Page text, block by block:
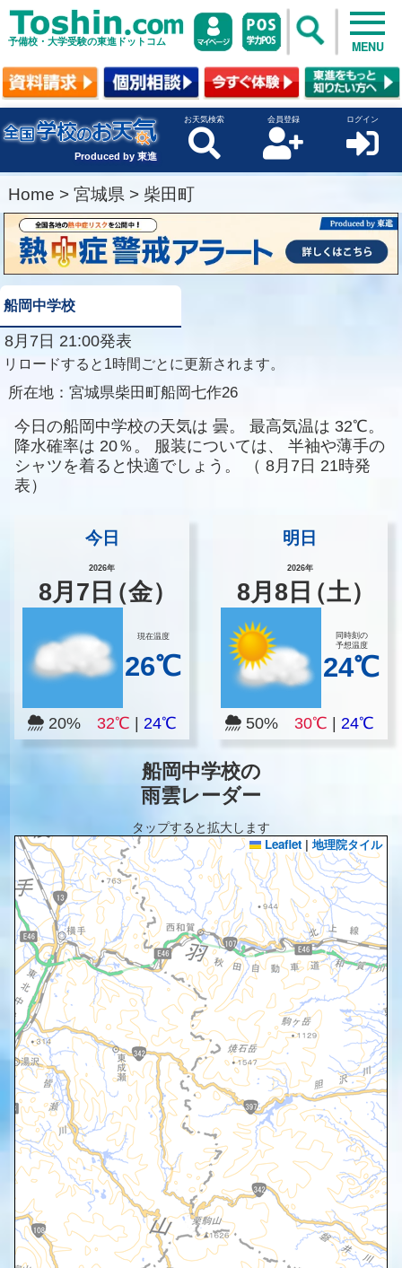
予備校・大学受験の東進ドットコム MENU
Produced by 東進
お天気検索 会員登録 ログイン
Home > 宮城県 > 柴田町
船岡中学校
8月7日 21:00発表
リロードすると1時間ごとに更新されます。
所在地： 宮城県柴田町船岡七作26
今日の船岡中学校の天気は 曇。 最高気温は 32℃。
降水確率は 20％。 服装については、
半袖や薄手の
シャツを着ると快適でしょう。
（ 8月7日 21時発
表）
今日
2026年
8月 7 日（金）
現在温度
26℃
20% 32℃ 24℃
明日
2026年
8月8 日（土）
同時刻の
予想温度
24℃
50%30℃ |24℃
船岡中学校の
雨雲レーダー
タップすると拡大します
Leaflet | 地理院タイル